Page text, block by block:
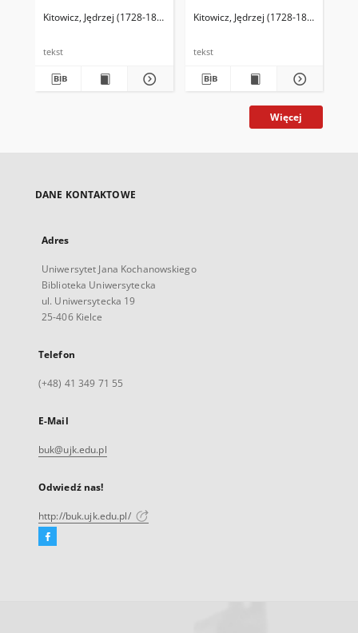
Kitowicz, Jędrzej (1728-1804)
tekst
Kitowicz, Jędrzej (1728-1804)
tekst
Więcej
DANE KONTAKTOWE
Adres
Uniwersytet Jana Kochanowskiego
Biblioteka Uniwersytecka
ul. Uniwersytecka 19
25-406 Kielce
Telefon
(+48) 41 349 71 55
E-Mail
buk@ujk.edu.pl
Odwiedź nas!
http://buk.ujk.edu.pl/
Facebook